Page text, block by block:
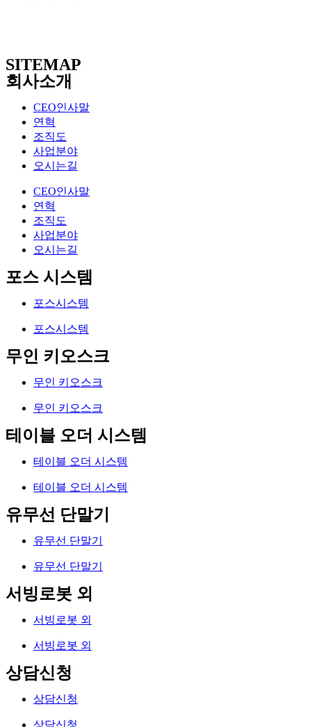
SITEMAP
회사소개
CEO인사말
연혁
조직도
사업분야
오시는길
CEO인사말
연혁
조직도
사업분야
오시는길
포스 시스템
포스시스템
포스시스템
무인 키오스크
무인 키오스크
무인 키오스크
테이블 오더 시스템
테이블 오더 시스템
테이블 오더 시스템
유무선 단말기
유무선 단말기
유무선 단말기
서빙로봇 외
서빙로봇 외
서빙로봇 외
상담신청
상담신청
상담신청